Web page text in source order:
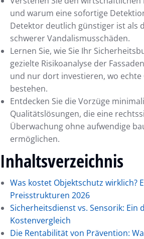
und warum eine sofortige
Detektor deutlich günstiger ist als
schwerer Vandalismusschäden.
Lernen Sie, wie Sie Ihr
gezielte Risikoanalyse der
und nur dort investieren, wo
bestehen.
Entdecken Sie die Vorzüge
Qualitätslösungen, die eine
Überwachung ohne aufwendige
ermöglichen.
Inhaltsverzeichnis
Was kostet Objektschutz wirklich?
Preisstrukturen 2026
Sicherheitsdienst vs. Sensorik: Ein
Kostenvergleich
Die Rentabilität von Prävention: